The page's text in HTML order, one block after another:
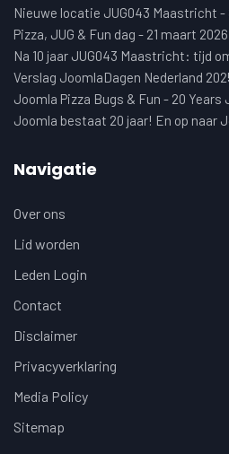
Nieuwe locatie JUG043 Maastricht -
Pizza, JUG & Fun dag - 21 maart 2026
Na 10 jaar JUG043 Maastricht: tijd
Verslag JoomlaDagen Nederland
Joomla Pizza Bugs & Fun - 20 Years
Joomla bestaat 20 jaar! En op naar
Navigatie
Over ons
Lid worden
Leden Login
Contact
Disclaimer
Privacyverklaring
Media Policy
Sitemap